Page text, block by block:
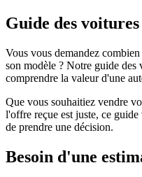
Guide des voitures
Vous vous demandez
son modèle ? Notre guide des
comprendre la valeur d'une
Que vous souhaitiez vendre
l'offre reçue est juste, ce
de prendre une décision.
Besoin d'une